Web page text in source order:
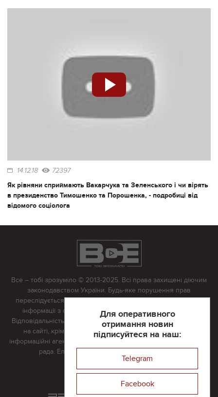
14.12.18 72397
Як рівняни сприймають Вакарчука та Зеленського і чи вірять
в президенство Тимошенко та Порошенка, - подробиці від
відомого соціолога
Для оперативного
отримання новин
підписуйтеся на наш:
Telegram
Facebook
Все – тобі зрозуміло © 2013-2025. Всі права захищені діючим
законодавством України. Будь-яке порушення прав
переслідується в судовому порядку. Будь-яке відтворення
інформації з сайту тільки з письмово дозволу редакції.
Відповідальність за достовірність усіх матеріалів, розміщених
на сайті, крім матеріалів, які містять посилання на інші
інформаційні агентства або інтернет-видання, несе редакційна
рада. Електронна пошта:
Реклама на сайті
Розроблений та підтримується